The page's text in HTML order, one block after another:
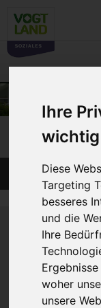
Ihre
wichtig
Diese
Targeting
besseres
und die
Ihre
woher
unsere
Über uns
Qualität
Einfache
Wir möchten,
Wir freuen